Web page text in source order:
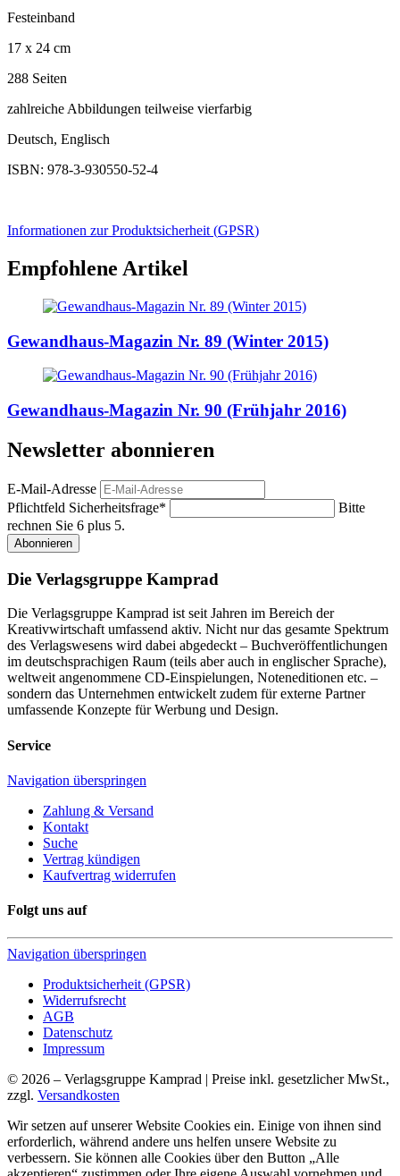
Festeinband
17 x 24 cm
288 Seiten
zahlreiche Abbildungen teilweise vierfarbig
Deutsch, Englisch
ISBN: 978-3-930550-52-4
Informationen zur Produktsicherheit (GPSR)
Empfohlene Artikel
Gewandhaus-Magazin Nr. 89 (Winter 2015)
Gewandhaus-Magazin Nr. 90 (Frühjahr 2016)
Newsletter abonnieren
E-Mail-Adresse
Pflichtfeld Sicherheitsfrage*
Bitte
rechnen Sie 6 plus 5.
Abonnieren
Die Verlagsgruppe Kamprad
Die Verlagsgruppe Kamprad ist seit Jahren im Bereich der
Kreativwirtschaft umfassend aktiv. Nicht nur das gesamte Spektrum
des Verlagswesens wird dabei abgedeckt – Buchveröffentlichungen
im deutschsprachigen Raum (teils aber auch in englischer Sprache),
weltweit angenommene CD-Einspielungen, Noteneditionen etc. –
sondern das Unternehmen entwickelt zudem für externe Partner
umfassende Konzepte für Werbung und Design.
Service
Navigation überspringen
Zahlung & Versand
Kontakt
Suche
Vertrag kündigen
Kaufvertrag widerrufen
Folgt uns auf
Navigation überspringen
Produktsicherheit (GPSR)
Widerrufsrecht
AGB
Datenschutz
Impressum
© 2026 – Verlagsgruppe Kamprad | Preise inkl. gesetzlicher MwSt.,
zzgl. Versandkosten
Wir setzen auf unserer Website Cookies ein. Einige von ihnen sind
erforderlich, während andere uns helfen unsere Website zu
verbessern. Sie können alle Cookies über den Button „Alle